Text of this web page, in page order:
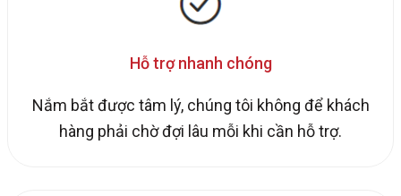
Hỗ trợ nhanh chóng
Nắm bắt được tâm lý, chúng tôi không để khách
hàng phải chờ đợi lâu mỗi khi cần hỗ trợ.